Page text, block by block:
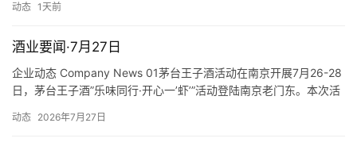
件，与会人员围绕汾酒和粤菜的深度融合、老字号联动、渠道合作
Association F…
动态 1天前
酒业要闻·7月27日
企业动态 Company News 01茅台王子酒活动在南京开展7月26-28
日，茅台王子酒”乐味同行·开心一’虾’”活动登陆南京老门东。本次活
龙虾，并设置了乐队弹唱、潮流DJ、金陵主题快闪、特色互动、花
动态 2026年7月27日